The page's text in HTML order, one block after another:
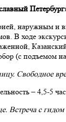
наружным и
В ходе
(с подъемом
Свободное
– 4,5-5
Встреча с